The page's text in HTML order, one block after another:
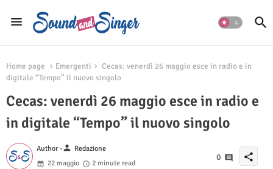
Home page Emergenti
Cecas: venerdì 26 maggio esce in radio e in
digitale “Tempo” il nuovo singolo
Cecas: venerdì 26 maggio esce in radio e
in digitale “Tempo” il nuovo singolo
Author -person Redazione
22 maggio
2 minute read
0 share